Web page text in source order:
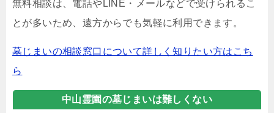
無料相談は、電話やLINE・メールなどで受けられるこ
とが多いため、遠方からでも気軽に利用できます。
墓じまいの相談窓口について詳しく知りたい方はこち
ら
中山霊園の墓じまいは難しくない